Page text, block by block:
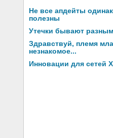
Не все апдейты
полезны
Утечки бывают
Здравствуй, племя
незнакомое...
Инновации для сетей